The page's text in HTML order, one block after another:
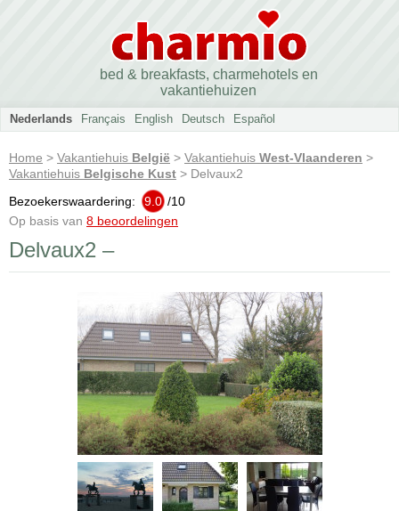
bed & breakfasts, charmehotels en
vakantiehuizen
Nederlands Français English Deutsch Español
Home > Vakantiehuis België > Vakantiehuis West-Vlaanderen >
Vakantiehuis Belgische Kust > Delvaux2
Bezoekerswaardering:
9.0 /10
Op basis van 8 beoordelingen
Delvaux2 –